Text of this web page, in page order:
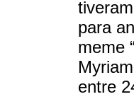
para
meme
entre